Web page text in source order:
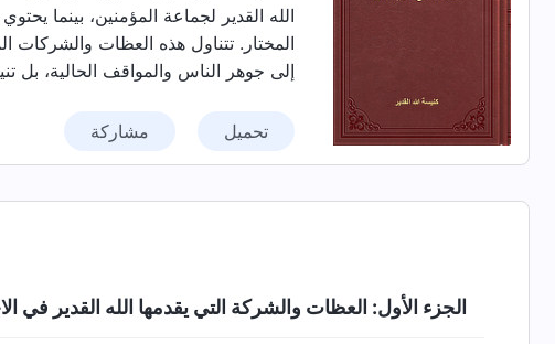
الله القدير لجماعة المؤمنين، بينما
المختار. تتناول هذه العظات والشركات
إلى جوهر الناس والمواقف الحالية، بل
تحميل مشاركة
الجزء الأول: العظات والشركة التي يقدمها الله القدير في